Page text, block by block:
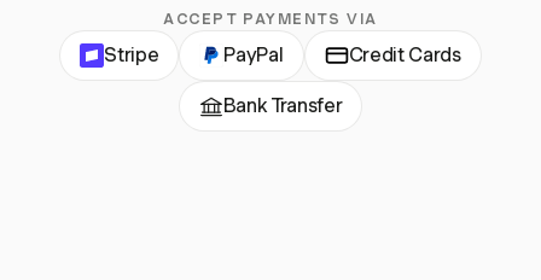
ACCEPT PAYMENTS VIA
Stripe PayPal Credit Cards
Bank Transfer